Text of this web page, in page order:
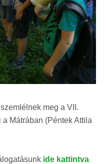
meg a VII.
Mátrában (Péntek Attila
ide kattintva